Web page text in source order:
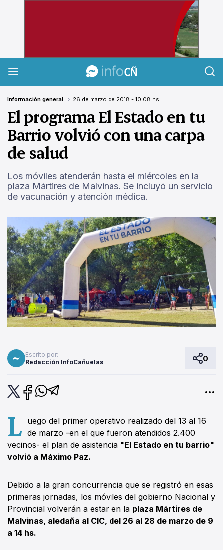
Información general 26 de marzo de 2018 - 10:08 hs
El programa El Estado en tu
Barrio volvió con una carpa
de salud
Los móviles atenderán hasta el miércoles en la
plaza Mártires de Malvinas. Se incluyó un servicio
de vacunación y atención médica.
Escrito por:
Redacción InfoCañuelas
0
L uego del primer operativo realizado del 13 al 16
de marzo -en el que fueron atendidos 2.400
vecinos- el plan de asistencia "El Estado en tu barrio"
volvió a Máximo Paz.
Debido a la gran concurrencia que se registró en esas
primeras jornadas, los móviles del gobierno Nacional y
Provincial volverán a estar en la plaza Mártires de
Malvinas, aledaña al CIC, del 26 al 28 de marzo de 9
a 14 hs.